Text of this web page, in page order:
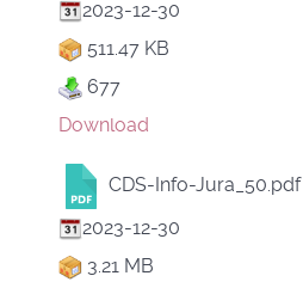
2023-12-30
511.47 KB
677
Download
CDS-Info-Jura_50.pdf
2023-12-30
3.21 MB